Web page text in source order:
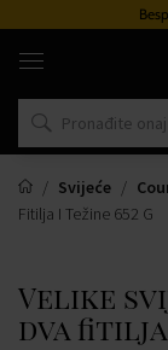
Svijeće
Fitilja I Težine 652 G
Velike
dva fitilja